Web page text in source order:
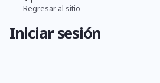
Pasar
contenido
Ruta
de
Regresar al sitio
Iniciar sesión